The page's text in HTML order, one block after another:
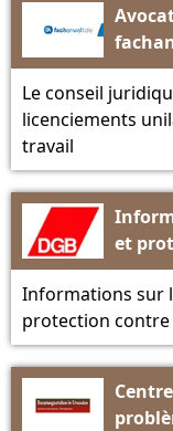
Le conseil
licenciements
travail
et
DGB
Informations sur
protection contre